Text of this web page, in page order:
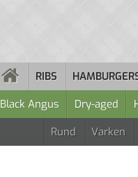
RIBS
Black Angus
Dry-aged
Rund
Varken